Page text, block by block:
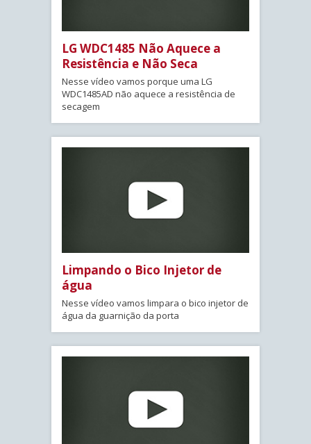
LG WDC1485 Não Aquece a
Resistência e Não Seca
Nesse vídeo vamos porque uma LG
WDC1485AD não aquece a resistência de
secagem
Limpando o Bico Injetor de
água
Nesse vídeo vamos limpara o bico injetor de
água da guarnição da porta